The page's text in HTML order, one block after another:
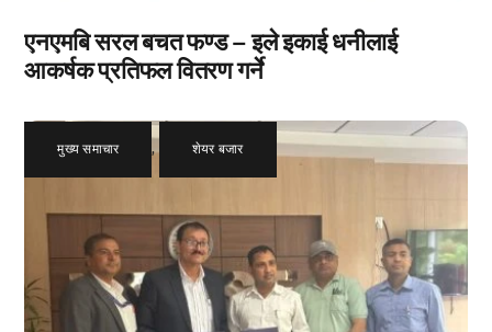
एनएमबि सरल बचत फण्ड – इले इकाई धनीलाई
आकर्षक प्रतिफल वितरण गर्ने
मुख्य समाचार , शेयर बजार